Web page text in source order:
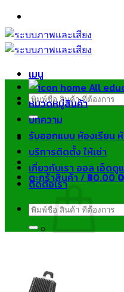
ข้าม
ไป
ยัง
เมนู
ค้นหา:
ตะกร้าสินค้า /฿0.000
กลับสู่หน้าร้านค้า
หมวดหมู่สินค้า
บทความ
รับออกแบบ ห้องเรียน
บริการติดตั้ง ให้เช่า
เกี่ยวกับเรา ออล เอ็ดดู
ติดต่อเรา
ค้นหา: